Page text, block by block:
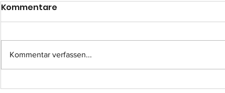
Einsatz-Nr.: 057
Kommentare
Kommentar verfassen...